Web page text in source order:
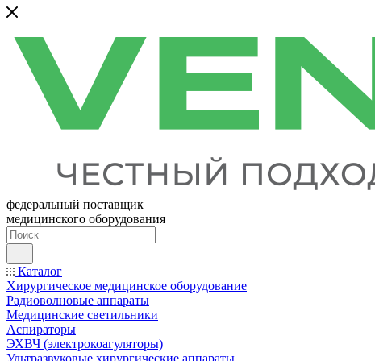
федеральный поставщик
медицинского оборудования
Каталог
Хирургическое медицинское оборудование
Радиоволновые аппараты
Медицинские светильники
Аспираторы
ЭХВЧ (электрокоагуляторы)
Ультразвуковые хирургические аппараты